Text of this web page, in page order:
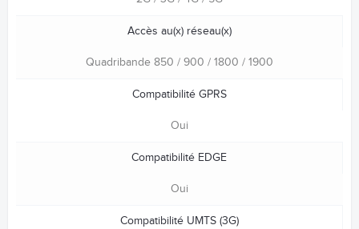
Accès au(x) réseau(x)
Quadribande 850 / 900 / 1800 / 1900
Compatibilité GPRS
Oui
Compatibilité EDGE
Oui
Compatibilité UMTS (3G)